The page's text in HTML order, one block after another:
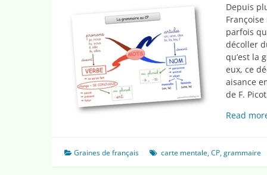
Depuis
Françoise
parfois
décoller
qu’est la
eux, ce
aisance
de F.
Read
Graines de français carte mentale,CP,grammaire